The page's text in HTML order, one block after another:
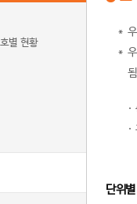
별 현황
단위